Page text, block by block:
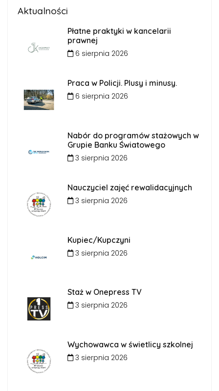
Aktualności
Płatne praktyki w kancelarii
prawnej
6 sierpnia 2026
Praca w Policji. Plusy i minusy.
6 sierpnia 2026
Nabór do programów stażowych w
Grupie Banku Światowego
3 sierpnia 2026
Nauczyciel zajęć rewalidacyjnych
3 sierpnia 2026
Kupiec/Kupczyni
3 sierpnia 2026
Staż w Onepress TV
3 sierpnia 2026
Wychowawca w świetlicy szkolnej
3 sierpnia 2026